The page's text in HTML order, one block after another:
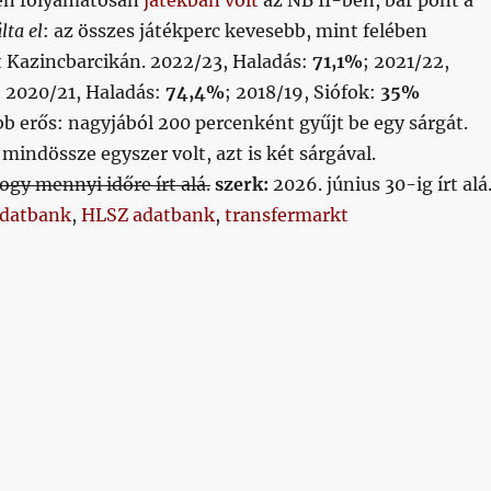
el: az összes játékperc kevesebb, mint felében
2022/23, Haladás: 71,1%; 2021/22,
2020/21, Haladás: 74,4%; 2018/19, Siófok: 35%
erős: nagyjából 200 percenként gyűjt be egy sárgát.
egyszer volt, azt is két sárgával.
mennyi időre írt alá. szerk: 2026. június 30-ig írt alá.
, HLSZ adatbank, transfermarkt
06/28”